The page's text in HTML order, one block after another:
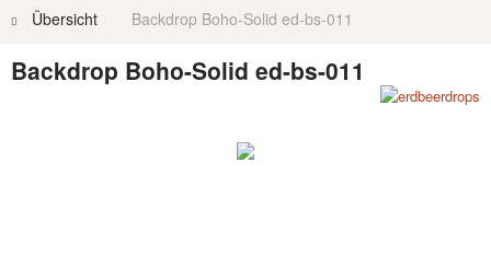
Übersicht Backdrop Boho-Solid ed-bs-011
Backdrop Boho-Solid ed-bs-011